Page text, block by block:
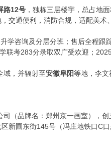
路12号 ，独栋三层楼宇，总占地
交通便利，消防合规，适配美
学咨询及分层分班；售后全程
联考283分录取双广受欢迎；
域，并辐射至安徽阜阳等地，李文
司（品牌名：郑州京一画室），
新圃东街145号（冯庄地铁口C